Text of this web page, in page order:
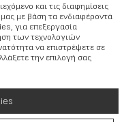
και τις διαφημίσεις
με βάση τα ενδιαφέροντά
για επεξεργασία
των τεχνολογιών
να επιστρέψετε σε
την επιλογή σας